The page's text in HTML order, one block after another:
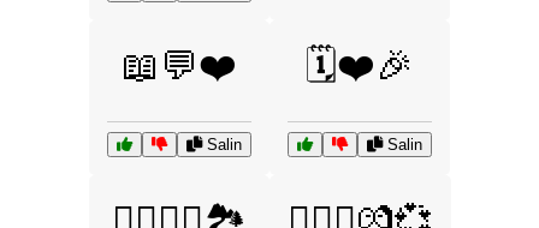
📖💬❤️
Salin
🗓️❤️🎉
Salin